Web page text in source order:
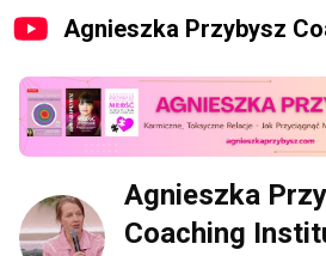
Agnieszka Przybysz
Agnieszka
Coaching